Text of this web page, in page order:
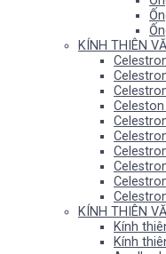
KÍNH THIÊN
KÍNH THIÊN
Kính
Kính